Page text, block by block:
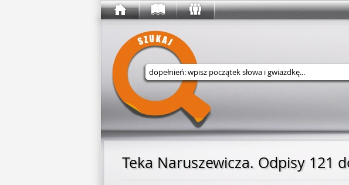
Wyszukaj w serwisie
Teka Naruszewicza. Odpisy 121